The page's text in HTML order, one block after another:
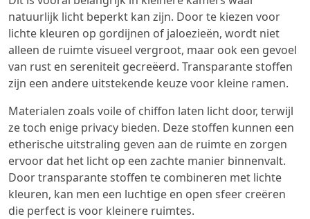
natuurlijk licht beperkt kan zijn. Door te kiezen voor
lichte kleuren op gordijnen of jaloezieën, wordt niet
alleen de ruimte visueel vergroot, maar ook een gevoel
van rust en sereniteit gecreëerd. Transparante stoffen
zijn een andere uitstekende keuze voor kleine ramen.
Materialen zoals voile of chiffon laten licht door, terwijl
ze toch enige privacy bieden. Deze stoffen kunnen een
etherische uitstraling geven aan de ruimte en zorgen
ervoor dat het licht op een zachte manier binnenvalt.
Door transparante stoffen te combineren met lichte
kleuren, kan men een luchtige en open sfeer creëren
die perfect is voor kleinere ruimtes.